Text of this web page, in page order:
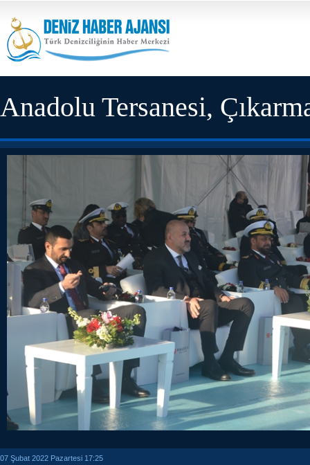
Anadolu Tersanesi,
07 Şubat 2022 Pazartesi 17:25